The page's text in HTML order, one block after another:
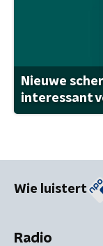
Nieuwe
interessant
Wie luistert
Radio